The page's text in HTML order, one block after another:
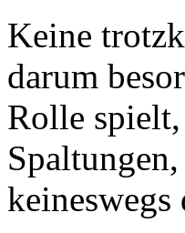
Keine
darum
Rolle
keineswegs